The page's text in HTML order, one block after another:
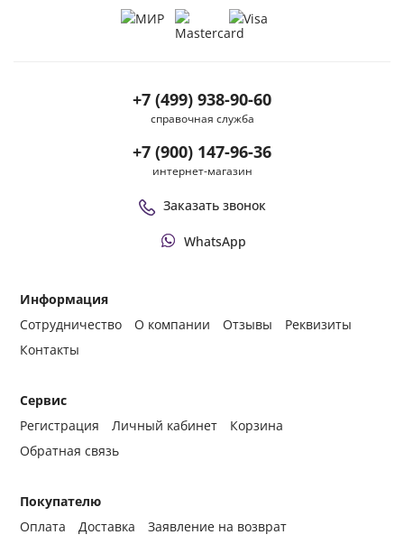
Информация
Сотрудничество
О компании Отзывы
Реквизиты
Контакты
Сервис
Регистрация
Личный кабинет
Корзина
Обратная связь
Покупателю
Оплата
Доставка
Заявление на возврат
+7 (499) 938-90-60
справочная служба
+7 (900) 147-96-36
интернет-магазин
Заказать звонок
WhatsApp